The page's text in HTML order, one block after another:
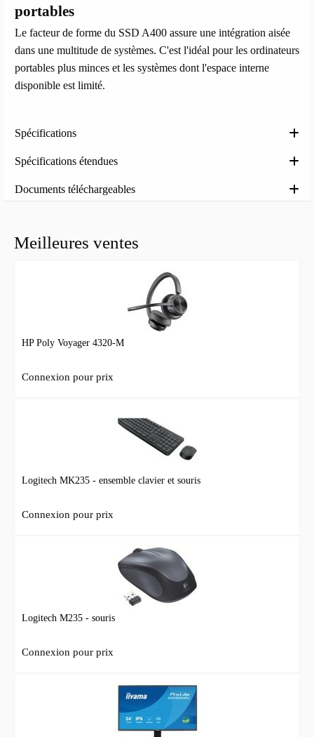
portables
Le facteur de forme du SSD A400 assure une intégration aisée
dans une multitude de systèmes. C'est l'idéal pour les ordinateurs
portables plus minces et les systèmes dont l'espace interne
disponible est limité.
Spécifications
Spécifications étendues
Documents téléchargeables
Meilleures ventes
HP Poly Voyager 4320-M
Connexion pour prix
Logitech MK235 - ensemble clavier et souris
Connexion pour prix
Logitech M235 - souris
Connexion pour prix